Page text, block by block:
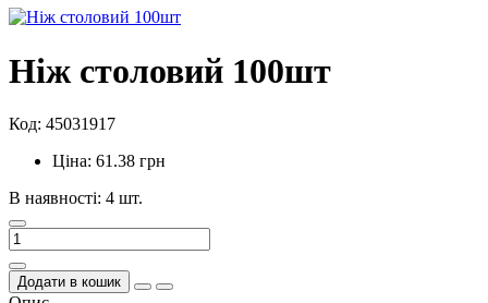
Ніж столовий 100шт
Код: 45031917
Ціна: 61.38 грн
В наявності: 4 шт.
Додати в кошик